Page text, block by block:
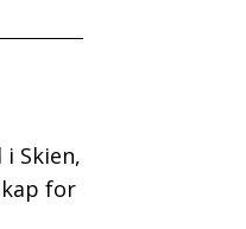
Skien,
for